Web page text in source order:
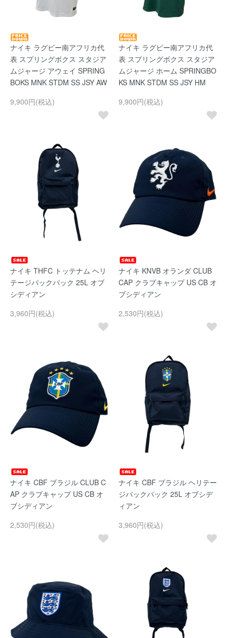
ナイキ ラグビー南アフリカ代
表 スプリングボクス スタジア
ムジャージ アウェイ SPRING
BOKS MNK STDM SS JSY AW
9,900円(税込)
ナイキ ラグビー南アフリカ代
表 スプリングボクス スタジア
ムジャージ ホーム SPRINGBO
KS MNK STDM SS JSY HM
9,900円(税込)
ナイキ THFC トッテナム ヘリ
テージパックパック 25L オブ
シディアン
3,960円(税込)
ナイキ KNVB オランダ CLUB
CAP クラブキャップ US CB オ
ブシディアン
2,530円(税込)
ナイキ CBF ブラジル CLUB C
AP クラブキャップ US CB オ
ブシディアン
2,530円(税込)
ナイキ CBF ブラジル ヘリテー
ジバックパック 25L オブシデ
ィアン
3,960円(税込)